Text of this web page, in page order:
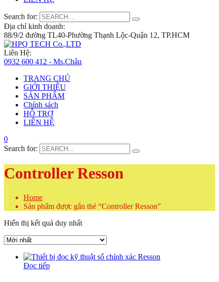
Search for:
Địa chỉ kinh doanh:
88/9/2 đường TL40-Phường Thạnh Lộc-Quận 12, TP.HCM
Liên Hệ:
0932 600 412 - Ms.Châu
TRANG CHỦ
GIỚI THIỆU
SẢN PHẨM
Chính sách
HỖ TRỢ
LIÊN HỆ
0
Search for:
Controller Resson
Home
Sản phẩm được gắn thẻ “Controller Resson”
Hiển thị kết quả duy nhất
Đọc tiếp